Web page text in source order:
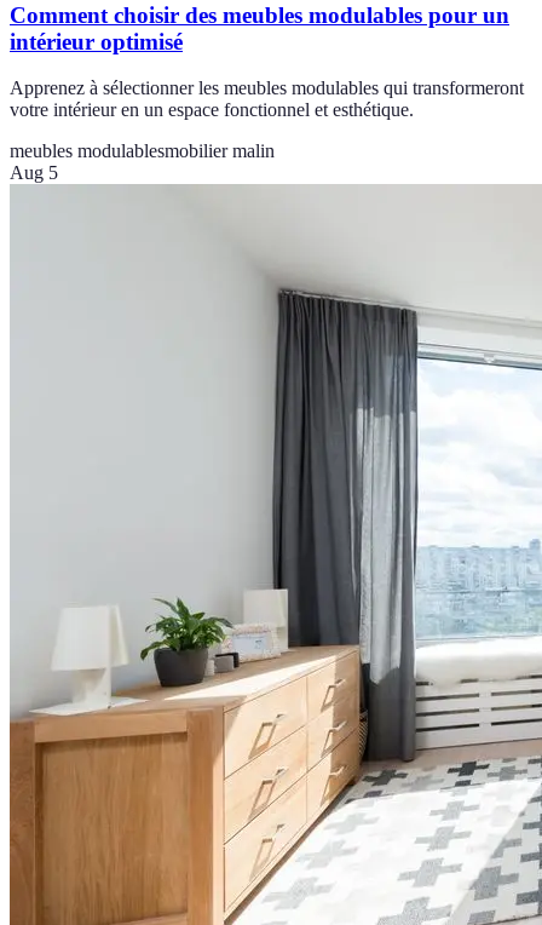
Comment choisir des meubles modulables pour un
intérieur optimisé
Apprenez à sélectionner les meubles modulables qui transformeront
votre intérieur en un espace fonctionnel et esthétique.
meubles modulablesmobilier malin
Aug 5